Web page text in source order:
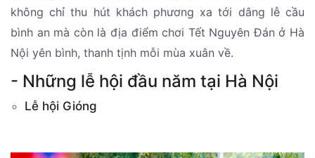
không chỉ thu hút khách phương xa tới dâng lễ cầu
bình an mà còn là địa điểm chơi Tết Nguyên Đán ở Hà
Nội yên bình, thanh tịnh mỗi mùa xuân về.
- Những lễ hội đầu năm tại Hà Nội
Lễ hội Gióng